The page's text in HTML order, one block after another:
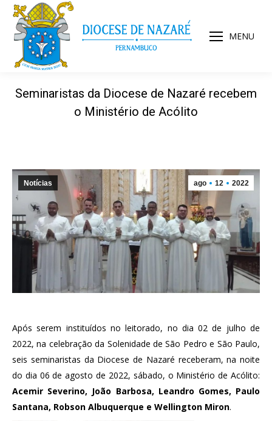
MENU
Seminaristas da Diocese de Nazaré recebem
o Ministério de Acólito
ago 12 2022
Notícias
Após serem instituídos no leitorado, no dia 02 de julho de
2022, na celebração da Solenidade de São Pedro e São Paulo,
seis seminaristas da Diocese de Nazaré receberam, na noite
do dia 06 de agosto de 2022, sábado, o Ministério de Acólito:
Acemir Severino, João Barbosa, Leandro Gomes, Paulo
Santana, Robson Albuquerque e Wellington Miron.